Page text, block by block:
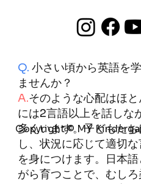
Copyright © MY
Q. 小さい頃から英語を
ませんか？
A.そのような心配はほ
には2言語以上を話しな
多くいます。子どもた
し、状況に応じて適切
を身につけます。日本
がら育つことで、むし